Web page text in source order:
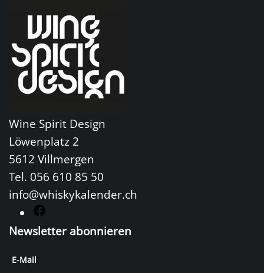
Wine Spirit Design
Löwenplatz 2
5612 Villmergen
Tel. 056 610 85 50
info@whiskykalender.ch
a
Newsletter abonnieren
E-Mail